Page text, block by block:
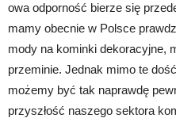
owa odporność bierze się
mamy obecnie w Polsce
mody na kominki dekoracyjne,
przeminie. Jednak mimo te
możemy być tak naprawdę
przyszłość naszego sektora